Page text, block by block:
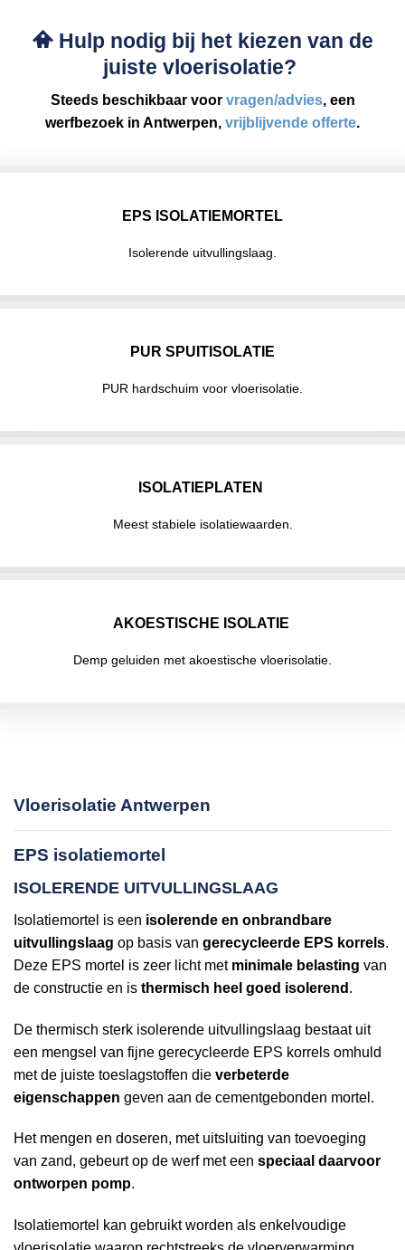
Hulp nodig bij het kiezen van de
juiste vloerisolatie?
Steeds beschikbaar voor vragen/advies, een
werfbezoek in Antwerpen, vrijblijvende offerte.
EPS ISOLATIEMORTEL
Isolerende uitvullingslaag.
PUR SPUITISOLATIE
PUR hardschuim voor vloerisolatie.
ISOLATIEPLATEN
Meest stabiele isolatiewaarden.
AKOESTISCHE ISOLATIE
Demp geluiden met akoestische vloerisolatie.
Vloerisolatie Antwerpen
EPS isolatiemortel
ISOLERENDE UITVULLINGSLAAG
Isolatiemortel is een isolerende en onbrandbare
uitvullingslaag op basis van gerecycleerde EPS korrels.
Deze EPS mortel is zeer licht met minimale belasting van
de constructie en is thermisch heel goed isolerend .
De thermisch sterk isolerende uitvullingslaag bestaat uit
een mengsel van fijne gerecycleerde EPS korrels omhuld
met de juiste toeslagstoffen die verbeterde
eigenschappen geven aan de cementgebonden mortel.
Het mengen en doseren, met uitsluiting van toevoeging
van zand, gebeurt op de werf met een speciaal daarvoor
ontworpen pomp.
Isolatiemortel kan gebruikt worden als enkelvoudige